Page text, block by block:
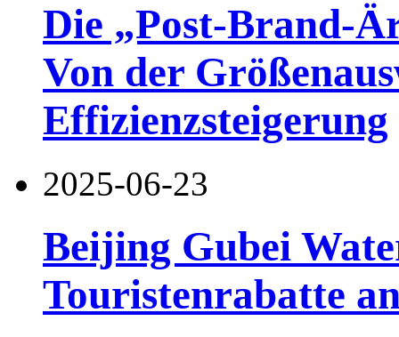
Die „Post-Brand-
Von der
Effizienzsteigerung
2025-06-23
Beijing Gubei
Touristenrabatte